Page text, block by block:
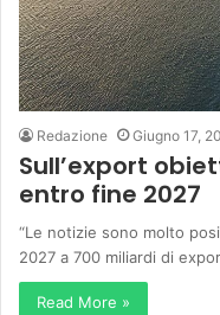
Redazione Giugno 17,
Sull’export
entro fine 2027
“Le notizie sono molto
2027 a 700 miliardi di
Read More »